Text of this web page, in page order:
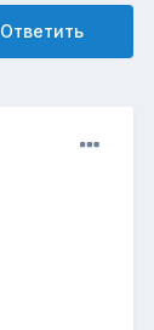
Ответить